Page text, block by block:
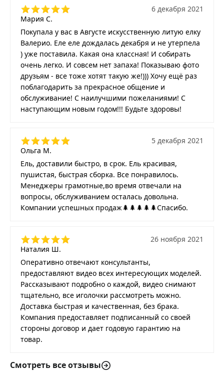
Мария С.
6 декабря 2021
Покупала у вас в Августе искусственную литую елку
Валерио. Еле еле дождалась декабря и не утерпела
) уже поставила. Какая она классная! И собирать
очень легко. И совсем нет запаха! Показываю фото
друзьям - все тоже хотят такую же!))) Хочу ещё раз
поблагодарить за прекрасное общение и
обслуживание! С наилучшими пожеланиями! С
наступающим новым годом!!! Будьте здоровы!
Ольга М.
5 декабря 2021
Ель, доставили быстро, в срок. Ель красивая,
пушистая, быстрая сборка. Все понравилось.
Менеджеры грамотные,во время отвечали на
вопросы, обслуживанием осталась довольна.
Компании успешных продаж🌲🌲🌲🌲🌲Спасибо.
Наталия Ш.
26 ноября 2021
Оперативно отвечают консультанты,
предоставляют видео всех интересующих моделей.
Рассказывают подробно о каждой, видео снимают
тщательно, все иголочки рассмотреть можно.
Доставка быстрая и качественная, без брака.
Компания предоставляет подписанный со своей
стороны договор и дает годовую гарантию на
товар.
Смотреть все отзывы